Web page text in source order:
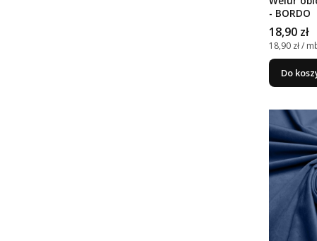
- BORDO
Cena
18,90 zł
Cena
18,90 zł /
Do